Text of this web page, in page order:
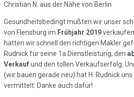
Christian N. aus der Nähe von Berlin
Gesundheitsbedingt mußten wir unser
von Flensburg im Frühjahr 2019
hatten wir schnell den richtigen Makler
Rudnick für seine 1a Dienstleistung, den
Verkaufund den tollen Verkaufserfolg.
(wir bauen gerade neu) hat H. Rudnick
vermittelt. Danke auch dafür!